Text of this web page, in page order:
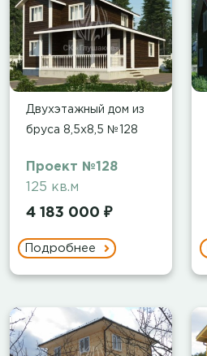
Двухэтажный дом из
бруса 8,5х8,5 №128
Проект №128
125 кв.м
4 183 000 ₽
Подробнее